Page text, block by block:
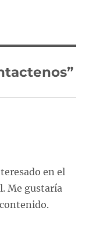
en el
Me gustaría